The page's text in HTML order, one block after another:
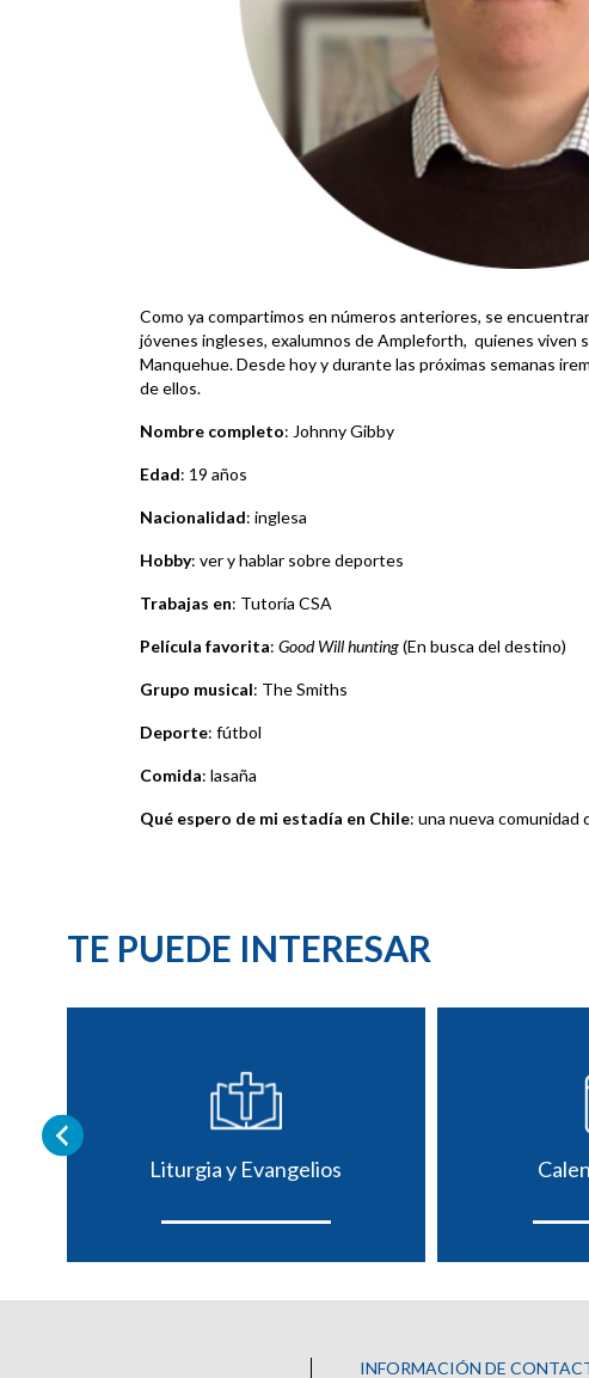
Como ya compartimos en números anteriores, se
jóvenes ingleses, exalumnos de Ampleforth, quienes viven
Manquehue. Desde hoy y durante las próximas semanas
de ellos.
Nombre completo: Johnny Gibby
Edad: 19 años
Nacionalidad: inglesa
Hobby: ver y hablar sobre deportes
Trabajas en: Tutoría CSA
Película favorita: Good Will hunting(En busca del destino)
Grupo musical: The Smiths
Deporte: fútbol
Comida: lasaña
Qué espero de mi estadía en Chile: una nueva comunidad
TE PUEDE INTERESAR
Liturgia y Evangelios
INFORMACIÓN DE